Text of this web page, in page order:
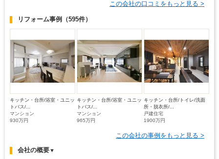
この会社の口コミをもっと見る >
リフォーム事例 （595件）
キッチン・台所/浴室・ユニッ
トバス/...
マンション
930万円
キッチン・台所/浴室・ユニッ
トバス/...
マンション
965万円
キッチン・台所/トイレ/洗面
所・脱衣所/...
戸建住宅
1900万円
この会社の事例をもっと見る >
会社の概要▼